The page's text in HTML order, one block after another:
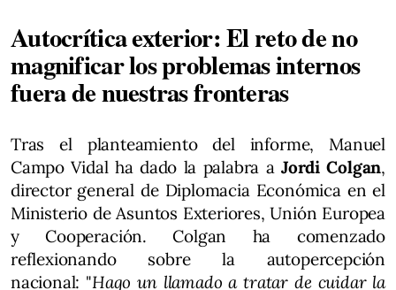
Autocrítica exterior: El reto de no
magnificar los problemas internos
fuera de nuestras fronteras
Tras el planteamiento del informe, Manuel
Campo Vidal ha dado la palabra a Jordi Colgan,
director general de Diplomacia Económica en el
Ministerio de Asuntos Exteriores, Unión Europea
y Cooperación. Colgan ha comenzado
reflexionando sobre la autopercepción
nacional: "Hago un llamado a tratar de cuidar la